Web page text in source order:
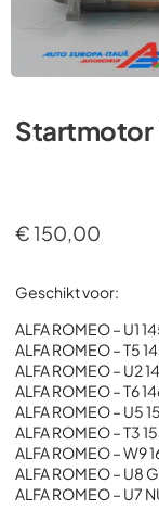
Startmotor
€150,00
Geschikt voor:
ALFA ROMEO – U1
ALFA ROMEO – T5
ALFA ROMEO – U2
ALFA ROMEO – T6
ALFA ROMEO – U5
ALFA ROMEO – T3
ALFA ROMEO – W9
ALFA ROMEO – U8
ALFA ROMEO – U7